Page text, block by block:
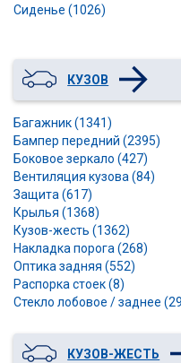
Сиденье (1026)
КУЗОВ
Багажник (1341)
Бампер передний (2395)
Боковое зеркало (427)
Вентиляция кузова (84)
Защита (617)
Крылья (1368)
Кузов-жесть (1362)
Накладка порога (268)
Оптика задняя (552)
Распорка стоек (8)
Стекло лобовое / заднее
КУЗОВ-ЖЕСТЬ